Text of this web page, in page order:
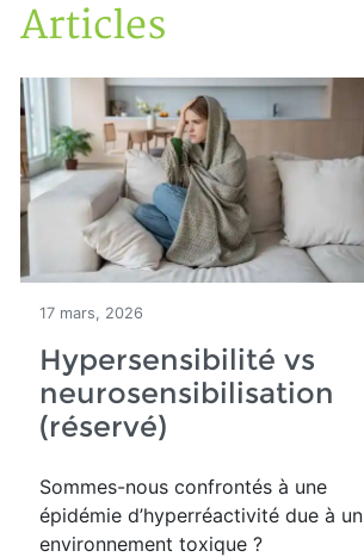
Accueil
Articles
Articles
17 mars, 2026
Hypersensibilité vs
neurosensibilisation
(réservé)
Sommes-nous confrontés à une
épidémie d’hyperréactivité due à un
environnement toxique ?